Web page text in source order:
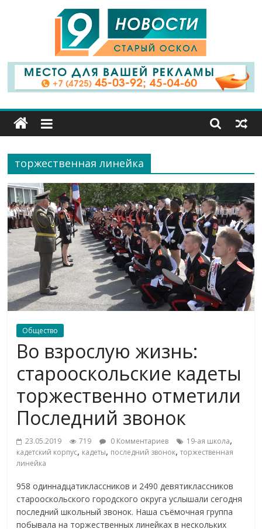
9
Канал
Старый
Оскол
торжественная линейка
Общество
Во взрослую жизнь:
старооскольские кадеты
торжественно отметили
Последний звонок
23.05.2019 719 0 Комментариев 19-ая школа,
кадетский корпус, кадеты, последний звонок,торжественная
линейка
958 одиннадцатиклассников и 2490 девятиклассников
старооскольского городского округа услышали сегодня
последний школьный звонок. Наша съёмочная группа
побывала на торжественных линейках в нескольких